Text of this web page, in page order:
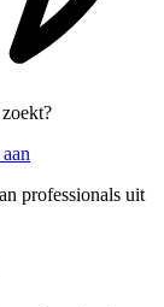
professionals uit